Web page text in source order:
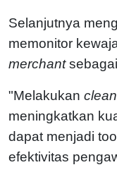
Selanjutnya
memonitor
merchant
"Melakukan
meningkatkan
dapat menjadi
efektivitas